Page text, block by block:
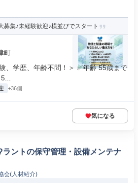
募集♪未経験歓迎♪横並びでスタート
町
、学歴、年齢不問！＞ ✅年齢 55歳まで
+36個
気になる
ントの保守管理・設備メンテナ
会(人材紹介)